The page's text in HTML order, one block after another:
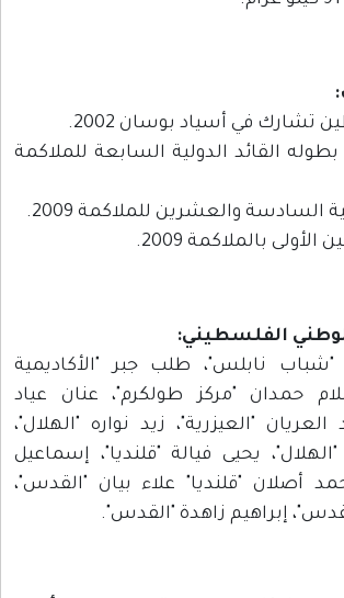
القائد الدولية السابعة للملاكمة
الفلسطيني:
نابلس"، طلب جبر "الأكاديمية
حمدان "مركز طولكرم"، عنان عياد
العريان "العيزرية"، زيد نواره "الهلال"،
يحيى فيالة "قلنديا"، إسماعيل
أصلان "قلنديا" علاء بيان "القدس"،
إبراهيم زاهدة "القدس".